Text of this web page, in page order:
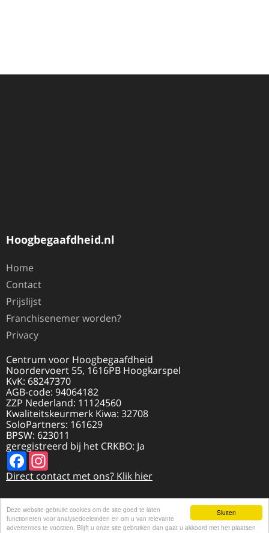
Sluiten
Deze website gebruikt cookies om de site goed te laten
functioneren voor analysedoeleinden en om u van relevante
advertenties te voorzien. Blijft u onze site gebruiken dan gaat u akkoord met het plaatsen
Hoogbegaafdheid.nl
Home
Contact
Prijslijst
Franchisenemer worden?
Privacy
Centrum voor Hoogbegaafdheid
Noordervoert 55, 1616PB Hoogkarspel
KvK: 68247370
AGB-code: 94064182
ZZP Nederland: 11124560
Kwaliteitskeurmerk Kiwa: 32708
SoloPartners: 161629
BPSW: 623011
geregistreerd bij het CRKBO: Ja
FacebookInstagram
Direct contact met ons? Klik hier
© 2026 HOOGBEGAAFDHEID.NL | REALISATIE
DISCLAIMER